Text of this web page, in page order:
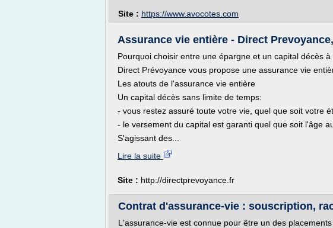
Site : https://www.avocotes.com
Assurance vie entière - Direct
Pourquoi choisir entre une épargne et un capital décès
Direct Prévoyance vous propose une assurance vie
Les atouts de l'assurance vie entière
Un capital décès sans limite de temps:
- vous restez assuré toute votre vie, quel que soit votre
- le versement du capital est garanti quel que soit l'âge
S'agissant des...
Lire la suite
Site : http://directprevoyance.fr
Contrat d'assurance-vie : souscription,
L'assurance-vie est connue pour être un des